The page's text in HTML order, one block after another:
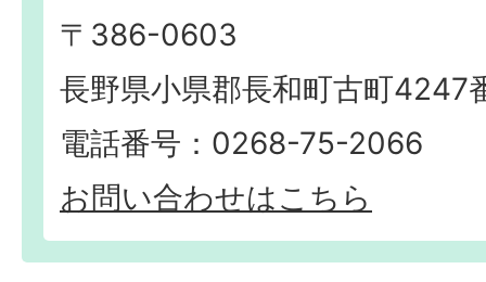
〒386-0603
長野県小県郡長和町古町4247
電話番号：0268-75-2066
お問い合わせはこちら